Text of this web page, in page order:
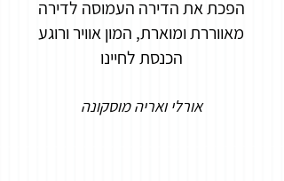
הפכת את הדירה העמוסה לדירה
מאווררת ומוארת, המון אוויר ורוגע
הכנסת לחיינו
אורלי ואריה מוסקונה